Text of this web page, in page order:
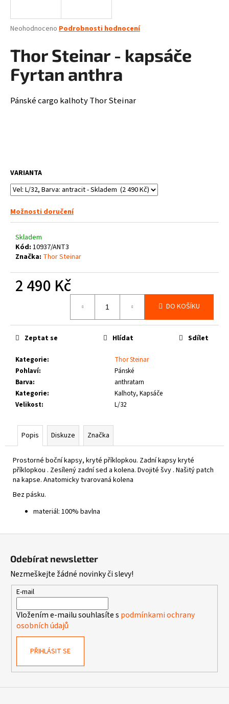
Průměrné
produktu
0,0
z
hvězdiček.
Neohodnoceno Podrobnosti hodnocení
Thor Steinar - kapsáče
Fyrtan anthra
Pánské cargo kalhoty Thor Steinar
VARIANTA
Možnosti doručení
Skladem
Kód: 10937/ANT3
Značka: Thor Steinar
2 490 Kč
DO KOŠÍKU
Kategorie:
Thor Steinar
Pohlaví:
Pánské
Barva:
anthratarn
Kategorie:
Kalhoty, Kapsáče
Velikost: L/32
Zeptat se Hlídat Sdílet
Popis Diskuze Značka
Prostorné boční kapsy, kryté příklopkou. Zadní kapsy kryté
příklopkou . Zesílený zadní sed a kolena. Dvojité švy . Našitý patch
na kapse. Anatomicky tvarovaná kolena
Bez pásku.
materiál: 100% bavlna
j
t
?
o
p
o
r
u
u
m
BULL
WEST
COAST
TENISKY
ENCINO
BURGUNDY
800
Kč
Odebírat newsletter
Nezmeškejte žádné novinky či slevy!
E-mail
Vložením e-mailu souhlasíte s podmínkami ochrany
osobních údajů
PŘIHLÁSIT SE